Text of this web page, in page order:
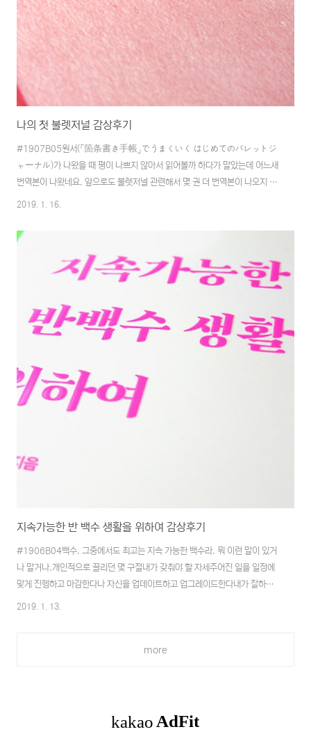
나의 첫 불렛저널 감상후기
#1907B05원서(「箇条書き手帳」でうまくいく はじめてのバレットジ
ャーナル)가 나왔을 때 평이 나쁘지 않아서 읽어볼까 하다가 말았는데 어느새
번역본이 나왔네요. 앞으로도 불렛저널 관련해서 몇 권 더 번역본이 나오지 않
을까 싶습니다. (음.. 무진장 어렵겠지만 번역에 도전해 보고 싶다!)이전에 불
지도 핑크!) 폰트 크기도, 자간이나 행간, 마진등도 넓찍하니 읽는 동안 스트레
이더 캐롤의 불렛저널을 읽었던 분께는 이 책을 권해드리기가 머뭇거려집니다
만, 반대로 읽어 보지 않았다면 나의 첫 불렛저널을 먼저 읽고 나면 손이 갈 수
2019. 1. 16.
지속가능한 반 백수 생활을 위하여 감상후기
#1906B04백수. 그중에서도 최고는 지속 가능한 백수라. 뭐 이런 말이 있거
나 말거나.개인적으로 끌리던 몇 구절내가 갖춰야 할 자세주어진 일을 일정에
맞게 진행하고 마감한다나 자신을 업데이트하고 업그레이드한다내가 잘하고
있는지 남에게 확인을 구하지 않는다일과 나를 지나치게 동일시하지 않는다우
은 실패했어'라는 말처럼 말입니다.뭐든 해야 한다. 사소해도 좋다. 망쳐도 좋
2019. 1. 13.
more